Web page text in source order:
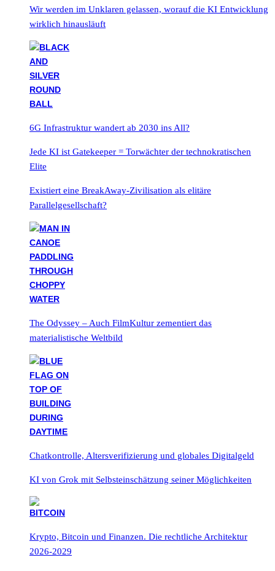
Wir werden im Unklaren gelassen, worauf die KI Entwicklung
wirklich hinausläuft
6G Infrastruktur wandert ab 2030 ins All?
Jede KI ist Gatekeeper = Torwächter der technokratischen
Elite
Existiert eine BreakAway-Zivilisation als elitäre
Parallelgesellschaft?
The Odyssey – Auch FilmKultur zementiert das
materialistische Weltbild
Chatkontrolle, Altersverifizierung und globales Digitalgeld
KI von Grok mit Selbsteinschätzung seiner Möglichkeiten
Krypto, Bitcoin und Finanzen. Die rechtliche Architektur
2026-2029